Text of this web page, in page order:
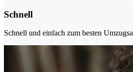
Schnell
Schnell und einfach zum besten